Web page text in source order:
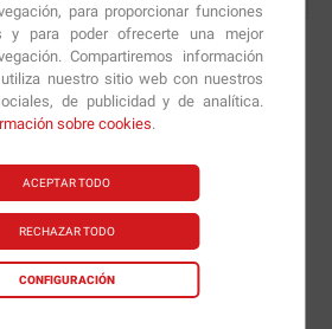
para proporcionar funciones
y para poder ofrecerte una mejor
Compartiremos información
nuestro sitio web con nuestros
de publicidad y de analítica.
sobre cookies.
ACEPTAR TODO
RECHAZAR TODO
CONFIGURACIÓN
y
de